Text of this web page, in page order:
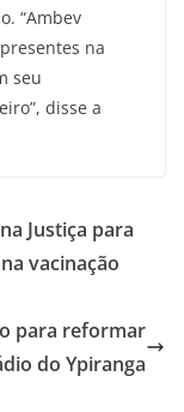
“Ambev
na
seu
disse a
Justiça para
vacinação
para reformar
do Ypiranga